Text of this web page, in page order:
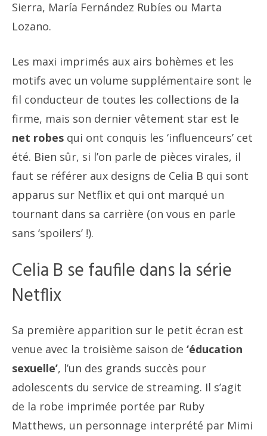
Sierra, María Fernández Rubíes ou Marta
Lozano.
Les maxi imprimés aux airs bohèmes et les
motifs avec un volume supplémentaire sont le
fil conducteur de toutes les collections de la
firme, mais son dernier vêtement star est le
net robes qui ont conquis les ‘influenceurs’ cet
été. Bien sûr, si l’on parle de pièces virales, il
faut se référer aux designs de Celia B qui sont
apparus sur Netflix et qui ont marqué un
tournant dans sa carrière (on vous en parle
sans ‘spoilers’ !).
Celia B se faufile dans la série
Netflix
Sa première apparition sur le petit écran est
venue avec la troisième saison de ‘éducation
sexuelle’, l’un des grands succès pour
adolescents du service de streaming. Il s’agit
de la robe imprimée portée par Ruby
Matthews, un personnage interprété par Mimi